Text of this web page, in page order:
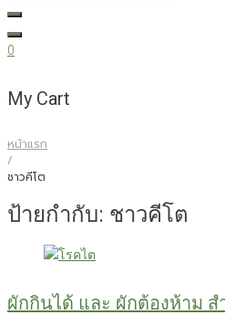
…
0
My Cart
หน้าแรก
/
ชาวคีโต
ป้ายกำกับ: ชาวคีโต
ผักกินได้ และ ผักต้องห้าม